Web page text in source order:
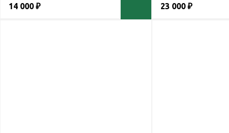
14 000 ₽ 23 000 ₽